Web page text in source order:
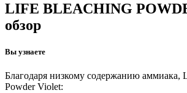
LIFE BLEACHING
обзор
Вы узнаете
Благодаря низкому содержанию аммиака,
Powder Violet: